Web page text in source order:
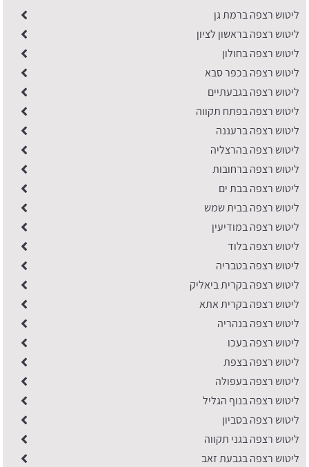
ליטוש רצפה ברמת גן
ליטוש רצפה בראשון לציון
ליטוש רצפה בחולון
ליטוש רצפה בכפר סבא
ליטוש רצפה בגבעתיים
ליטוש רצפה בפתח תקווה
ליטוש רצפה ברעננה
ליטוש רצפה בהרצליה
ליטוש רצפה ברחובות
ליטוש רצפה בבת ים
ליטוש רצפה בבית שמש
ליטוש רצפה במודיעין
ליטוש רצפה בלוד
ליטוש רצפה בטבריה
ליטוש רצפה בקרית ביאליק
ליטוש רצפה בקרית אתא
ליטוש רצפה בנהריה
ליטוש רצפה בעכו
ליטוש רצפה בצפת
ליטוש רצפה בעפולה
ליטוש רצפה בנוף הגליל
ליטוש רצפה בסביון
ליטוש רצפה בגני תקווה
ליטוש רצפה בגבעת זאב